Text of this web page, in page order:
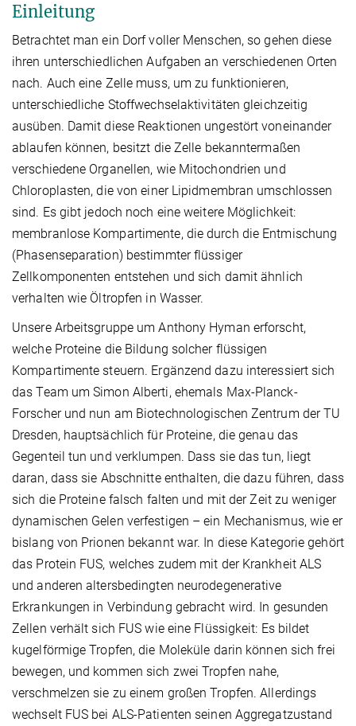
Einleitung
Betrachtet man ein Dorf voller Menschen, so gehen diese
ihren unterschiedlichen Aufgaben an verschiedenen Orten
nach. Auch eine Zelle muss, um zu funktionieren,
unterschiedliche Stoffwechselaktivitäten gleichzeitig
ausüben. Damit diese Reaktionen ungestört voneinander
ablaufen können, besitzt die Zelle bekanntermaßen
verschiedene Organellen, wie Mitochondrien und
Chloroplasten, die von einer Lipidmembran umschlossen
sind. Es gibt jedoch noch eine weitere Möglichkeit:
membranlose Kompartimente, die durch die Entmischung
(Phasenseparation) bestimmter flüssiger
Zellkomponenten entstehen und sich damit ähnlich
verhalten wie Öltropfen in Wasser.
Unsere Arbeitsgruppe um Anthony Hyman erforscht,
welche Proteine die Bildung solcher flüssigen
Kompartimente steuern. Ergänzend dazu interessiert sich
das Team um Simon Alberti, ehemals Max-Planck-
Forscher und nun am Biotechnologischen Zentrum der TU
Dresden, hauptsächlich für Proteine, die genau das
Gegenteil tun und verklumpen. Dass sie das tun, liegt
daran, dass sie Abschnitte enthalten, die dazu führen, dass
sich die Proteine falsch falten und mit der Zeit zu weniger
dynamischen Gelen verfestigen – ein Mechanismus, wie er
bislang von Prionen bekannt war. In diese Kategorie gehört
das Protein FUS, welches zudem mit der Krankheit ALS
und anderen altersbedingten neurodegenerative
Erkrankungen in Verbindung gebracht wird. In gesunden
Zellen verhält sich FUS wie eine Flüssigkeit: Es bildet
kugelförmige Tropfen, die Moleküle darin können sich frei
bewegen, und kommen sich zwei Tropfen nahe,
verschmelzen sie zu einem großen Tropfen. Allerdings
wechselt FUS bei ALS-Patienten seinen Aggregatzustand